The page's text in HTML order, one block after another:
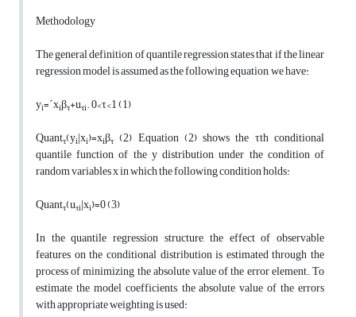
Methodology
The general definition of quantile regression states that if the linear
regression model is assumed as the following equation, we have:
yi=ˊxiβτ+uτi. 0<τ<1(1)
Quantτ(yi|xi)=xiβτ (2) Equation (2) shows the τth conditional
quantile function of the y distribution under the condition of
random variables x in which the following condition holds:
Quantτ(uτi|xi)=0(3)
In the quantile regression structure, the effect of observable
features on the conditional distribution is estimated through the
process of minimizing the absolute value of the error element. To
estimate the model coefficients, the absolute value of the errors
with appropriate weighting is used: